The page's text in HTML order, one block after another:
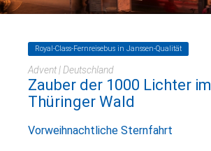
Royal-Class-Fernreisebus in Janssen-Qualität
Advent | Deutschland
Zauber der 1000 Lichter im
Thüringer Wald
Vorweihnachtliche Sternfahrt